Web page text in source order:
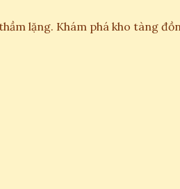
lặng. Khám phá kho tàng